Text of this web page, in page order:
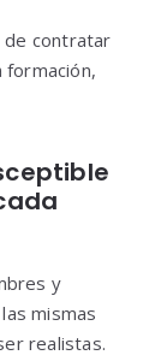
de contratar
formación,
y
mismas
realistas.